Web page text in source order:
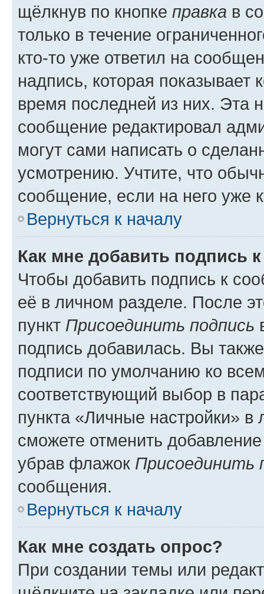
щёлкнув по кнопке правка в
только в течение
кто-то уже ответил на
надпись, которая показывает
время последней из них. Эта
сообщение редактировал
могут сами написать о
усмотрению. Учтите, что
сообщение, если на него уже
Вернуться к началу
Как мне добавить подпись
Чтобы добавить подпись к
её в личном разделе. После
пункт Присоединить подпись
подпись добавилась. Вы
подписи по умолчанию ко
соответствующий выбор в
пункта «Личные настройки»
сможете отменить
убрав флажок Присоединить
сообщения.
Вернуться к началу
Как мне создать опрос?
При создании темы или